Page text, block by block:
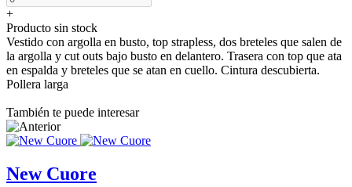
+
Producto sin stock
Vestido con argolla en busto, top strapless, dos breteles que salen de
la argolla y cut outs bajo busto en delantero. Trasera con top que ata
en espalda y breteles que se atan en cuello. Cintura descubierta.
Pollera larga
También te puede interesar
New Cuore